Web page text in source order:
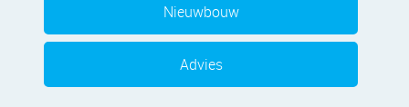
Nieuwbouw
Advies